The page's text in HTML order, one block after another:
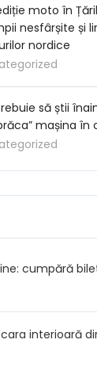
moto în
nesfârșite și
nordice
să știi
mașina în
cumpără
interioară